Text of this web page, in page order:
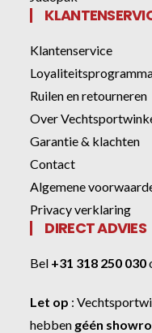
Klantenservice
Ruilen en retourneren
Over
Garantie & klachten
Contact
Algemene
Privacy verklaring
DIRECT ADVIES
Bel +31 318 250 030
Let op :
hebben géén